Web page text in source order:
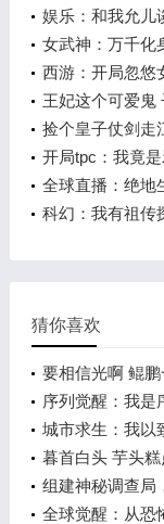
娱乐：和我允儿
女武神：万千化
西游：开局忽悠
王妃这个可爱鬼
捡个皇子仗剑走
开局tpc：我竟
全球直播：绝地
科幻：我有祖传
猜你喜欢
要相信光啊 鲲
序列觉醒：我是
城市求生：我以
暮首白头 芋头糕
组建神秘调查局
全球觉醒：从恐